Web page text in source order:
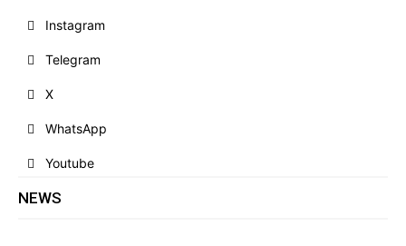
Instagram
Telegram
X
WhatsApp
Youtube
NEWS